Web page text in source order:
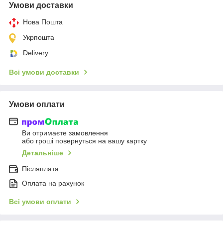
Умови доставки
Нова Пошта
Укрпошта
Delivery
Всі умови доставки
Умови оплати
Ви отримаєте замовлення
або гроші повернуться на вашу картку
Детальніше
Післяплата
Оплата на рахунок
Всі умови оплати